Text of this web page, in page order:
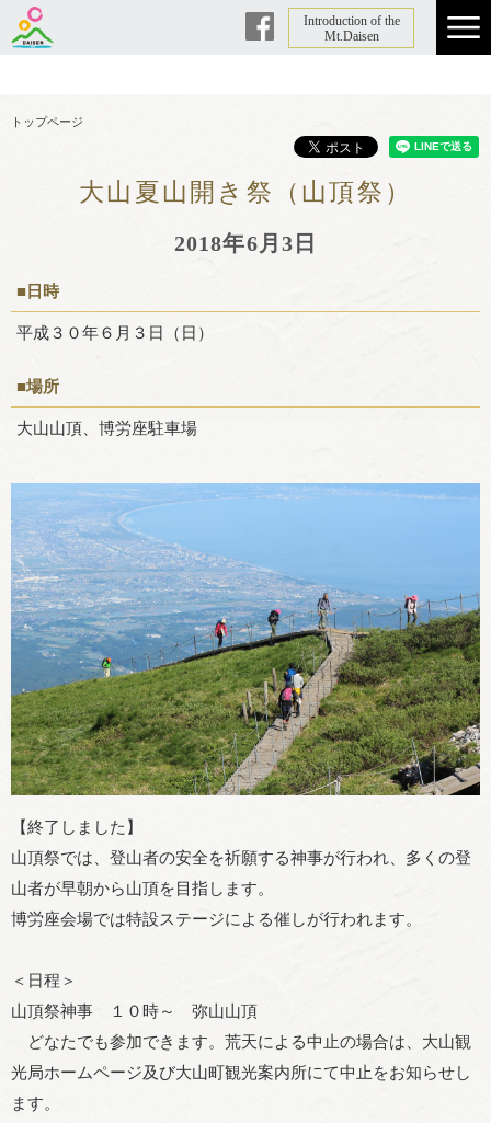
Facebook
Introduction of the
Mt.Daisen
トップページ
大山夏山開き祭（山頂祭）
2018年6月3日
■日時
平成３０年６月３日（日）
■場所
大山山頂、博労座駐車場
【終了しました】
山頂祭では、登山者の安全を祈願する神事が行われ、多くの登
山者が早朝から山頂を目指します。
博労座会場では特設ステージによる催しが行われます。
＜日程＞
山頂祭神事 １０時～ 弥山山頂
どなたでも参加できます。荒天による中止の場合は、大山観
光局ホームページ及び大山町観光案内所にて中止をお知らせし
ます。